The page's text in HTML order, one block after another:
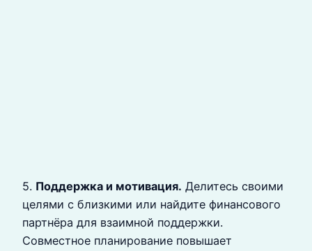
5. Поддержка и мотивация. Делитесь своими
целями с близкими или найдите финансового
партнёра для взаимной поддержки.
Совместное планирование повышает